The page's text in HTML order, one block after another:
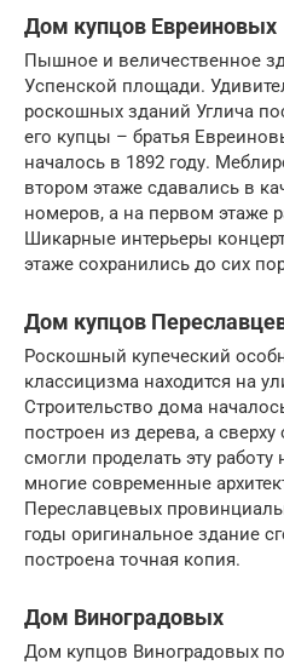
Дом купцов Евреиновых
Пышное и величественное
Успенской площади.
роскошных зданий Углича
его купцы – братья
началось в 1892 году.
втором этаже сдавались в
номеров, а на первом этаже
Шикарные интерьеры
этаже сохранились до сих
Дом купцов
Роскошный купеческий
классицизма находится на
Строительство дома
построен из дерева, а
смогли проделать эту работу
многие современные
Переславцевых
годы оригинальное здание
построена точная копия.
Дом Виноградовых
Дом купцов Виноградовых